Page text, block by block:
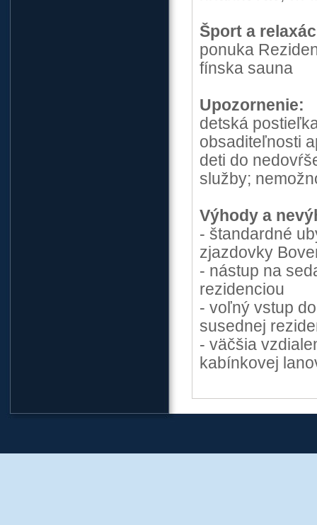
Šport a
ponuka
fínska sauna
Upozornenie:
detská
obsaditeľnosti
deti do
služby;
Výhody a
- štandardné
zjazdovky
- nástup na
rezidenciou
- voľný vstup
susednej
- väčšia
kabínkovej